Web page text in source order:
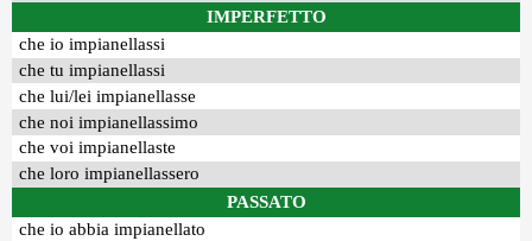
IMPERFETTO
che io impianellassi
che tu impianellassi
che lui/lei impianellasse
che noi impianellassimo
che voi impianellaste
che loro impianellassero
PASSATO
che io abbia impianellato